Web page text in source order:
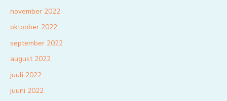
november 2022
oktoober 2022
september 2022
august 2022
juuli 2022
juuni 2022